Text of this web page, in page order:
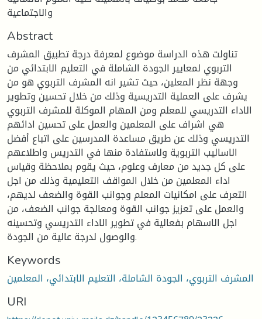
والاجتماعية
Abstract
تناولت هذه الدراسة موضوع لمعرفة درجة تطبيق المشرف
التربوي لمعايير الجودة الشاملة في التعليم الابتدائي من
وجهة نظر المعلين، حيث تشير انه المشرف التربوي هو من
يشرف على العملية التدريسية وذلك من خلال تحسين وتطوير
الاداء التدريسي للمعلم ومن المهام الموكلة للمشرف التربوي
هي اشراف على المعلمين والعمل على تحسين ادائهم
التدريسي وذلك عن طريق مساعدة المدرسين على اتباع أفضل
الاساليب التربوية ولاستفادة منها في التدريس واطلاعهم
على كل جديد من معارف وعلوم، حيث يقوم بملاحظة وقياس
اداء المعلمين من خلال المواقف التعليمية وذلك من اجل
التعرف على امكانيات المعلم وجوانب القوة والضعف لديهم،
والعمل على تعزيز جوانب القوة ومعالجة جوانب الضعف، من
اجل الاسهام بفعالية في تطوير الاداء التدريسي وتحسينه
والوصول لدرجة عالية من الجودة.
Keywords
المشرف التربوي، الجودة الشاملة، التعليم الابتدائي، المعلمين
URI